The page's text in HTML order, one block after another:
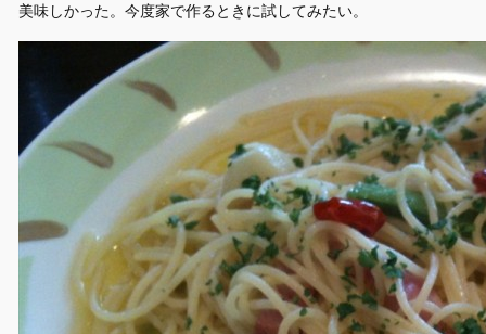
美味しかった。今度家で作るときに試してみたい。